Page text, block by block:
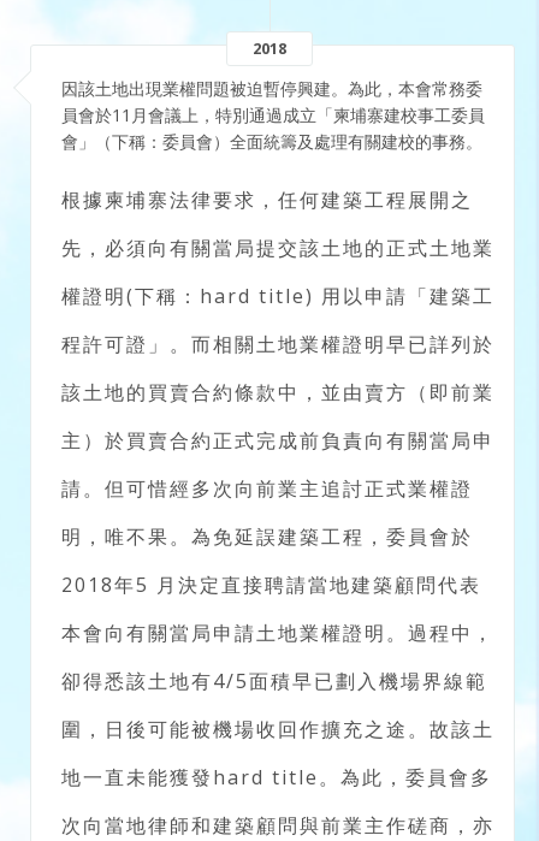
2018
因該土地出現業權問題被迫暫停興建。為此，本會常務委
員會於11月會議上，特別通過成立「柬埔寨建校事工委員
會」（下稱：委員會）全面統籌及處理有關建校的事務。
根據柬埔寨法律要求，任何建築工程展開之
先，必須向有關當局提交該土地的正式土地業
權證明(下稱：hard title) 用以申請「建築工
程許可證」。而相關土地業權證明早已詳列於
該土地的買賣合約條款中，並由賣方（即前業
主）於買賣合約正式完成前負責向有關當局申
請。但可惜經多次向前業主追討正式業權證
明，唯不果。為免延誤建築工程，委員會於
2018年5 月決定直接聘請當地建築顧問代表
本會向有關當局申請土地業權證明。過程中，
卻得悉該土地有4/5面積早已劃入機場界線範
圍，日後可能被機場收回作擴充之途。故該土
地一直未能獲發hard title。為此，委員會多
次向當地律師和建築顧問與前業主作磋商，亦